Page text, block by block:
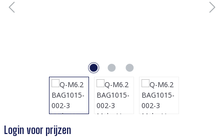
Login voor prijzen